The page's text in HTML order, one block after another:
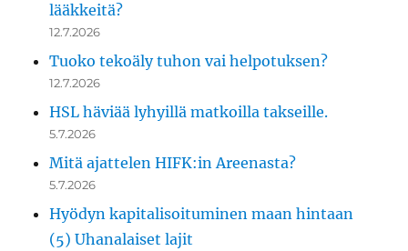
lääkkeitä?
12.7.2026
Tuoko tekoäly tuhon vai helpotuksen?
12.7.2026
HSL häviää lyhyillä matkoilla takseille.
5.7.2026
Mitä ajattelen HIFK:in Areenasta?
5.7.2026
Hyödyn kapitalisoituminen maan hintaan
(5) Uhanalaiset lajit